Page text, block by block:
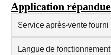
Application répandue
Service après-vente fourni
Langue de fonctionnement